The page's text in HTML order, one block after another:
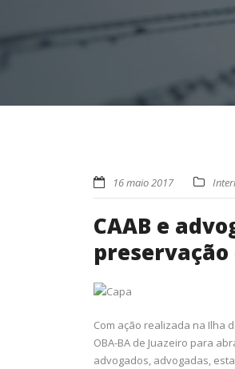
16 maio 2017
CAAB e
preservação
Com ação realizada na Ilha
OBA-BA de Juazeiro para
advogados, advogadas,